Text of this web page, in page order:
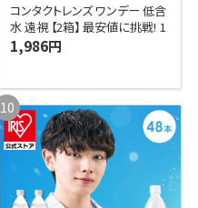
コンタクトレンズ ワンデー 低含
水 遠視 【2箱】 最安値に挑戦! 1
箱あたり964円 2箱まとめ買い
(1箱30枚) UVモイス
1,986円
10